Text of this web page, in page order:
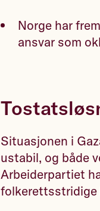
Norge har
ansvar som
Situasjonen i
ustabil, og både
Arbeiderpartiet
folkerettsstridige